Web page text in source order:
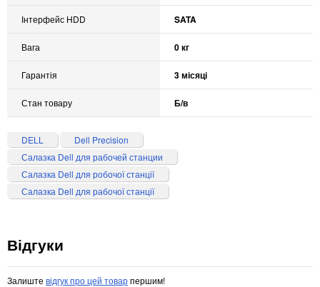
Інтерфейс HDD SATA
Вага 0 кг
Гарантія 3 місяці
Стан товару Б/в
DELL
Dell Precision
Салазка Dell для рабочей станции
Салазка Dell для робочої станції
Салазка Dell для рабочої станції
Відгуки
Залиште відгук про цей товарпершим!